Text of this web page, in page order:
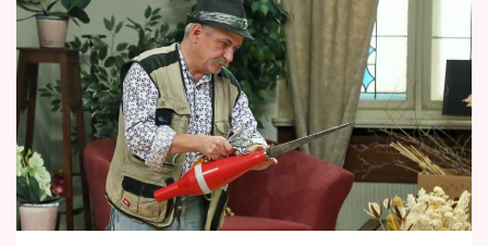
Vztahy
Seriály
Horoskopy
Sledujte prima+
Filmový festival Karlovy Vary